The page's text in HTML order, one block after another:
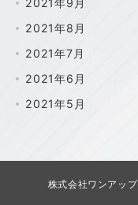
2021年9月
2021年8月
2021年7月
2021年6月
2021年5月
株式会社ワンアッ